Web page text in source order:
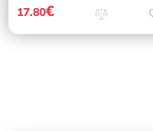
17.80€